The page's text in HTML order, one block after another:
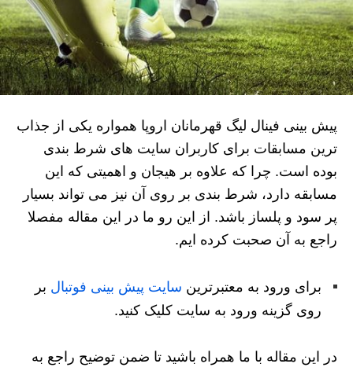
پیش بینی فینال لیگ قهرمانان اروپا همواره یکی از جذاب
ترین مسابقات برای کاربران سایت های شرط بندی
بوده است. چرا که علاوه بر هیجان و اهمیتی که این
مسابقه دارد، شرط بندی بر روی آن نیز می تواند بسیار
پر سود و پلساز باشد. از این رو ما در این مقاله مفصلا
راجع به آن صحبت کرده ایم.
برای ورود به معتبرترین سایت پیش بینی فوتبال بر
روی گزینه ورود به سایت کلیک کنید.
در این مقاله با ما همراه باشید تا ضمن توضیح راجع به